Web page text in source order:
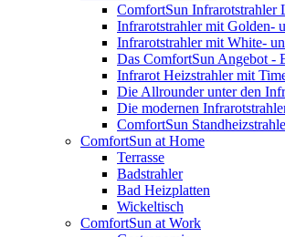
ComfortSun
Infrarotstrahler mit Golden-
Infrarotstrahler mit White-
Das ComfortSun Angebot -
Infrarot Heizstrahler mit
Die Allrounder unter den
Die modernen
ComfortSun
ComfortSun at Home
Terrasse
Badstrahler
Bad Heizplatten
Wickeltisch
ComfortSun at Work